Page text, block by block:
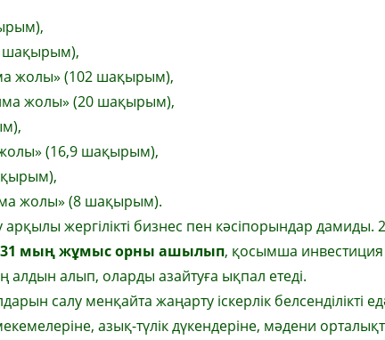
шақырым),
жолы» (102 шақырым),
жолы» (20 шақырым),
(16,9 шақырым),
жолы» (8 шақырым).
жергілікті бизнес пен кәсіпорындар
31 мың жұмыс орны ашылып, қосымша
алып, оларды азайтуға ықпал етеді.
салу менқайта жаңарту іскерлік белсенділікті
азық-түлік дүкендеріне, мәдени